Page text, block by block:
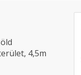
4,5m